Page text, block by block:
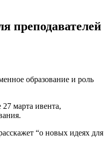
преподавателей
образование и роль
марта ивента,
“о новых идеях для